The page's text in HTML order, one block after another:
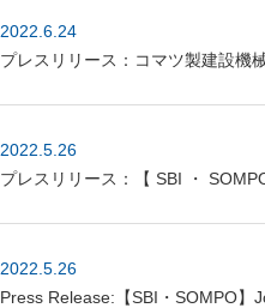
2022.6.24
プレスリリース：コマツ製建設機
2022.5.26
プレスリリース：【 SBI ・
2022.5.26
Press Release:【SBI・SOMPO】